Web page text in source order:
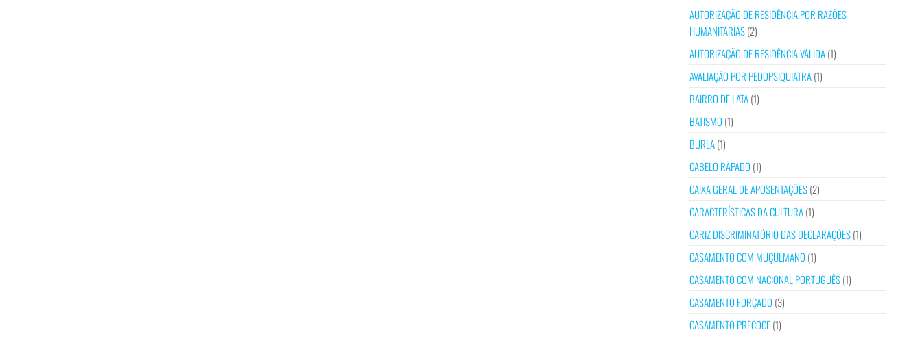
AUTORIZAÇÃO DE RESIDÊNCIA POR RAZÕES
HUMANITÁRIAS(2)
AUTORIZAÇÃO DE RESIDÊNCIA VÁLIDA(1)
AVALIAÇÃO POR PEDOPSIQUIATRA(1)
BAIRRO DE LATA(1)
BATISMO (1)
BURLA(1)
CABELO RAPADO (1)
CAIXA GERAL DE APOSENTAÇÕES(2)
CARACTERÍSTICAS DA CULTURA(1)
CARIZ DISCRIMINATÓRIO DAS DECLARAÇÕES(1)
CASAMENTO COM MUÇULMANO (1)
CASAMENTO COM NACIONAL PORTUGUÊS(1)
CASAMENTO FORÇADO (3)
CASAMENTO PRECOCE(1)